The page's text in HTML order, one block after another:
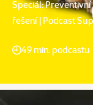
Speciál:
řešení | Podcast
49 min. podcastu